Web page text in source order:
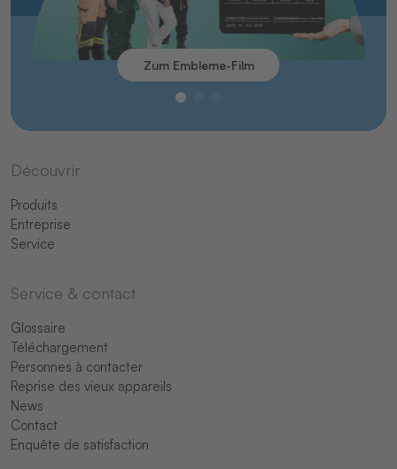
Zum Embleme-Film
Découvrir
Produits
Entreprise
Service
Service & contact
Glossaire
Téléchargement
Personnes à contacter
Reprise des vieux appareils
News
Contact
Enquête de satisfaction